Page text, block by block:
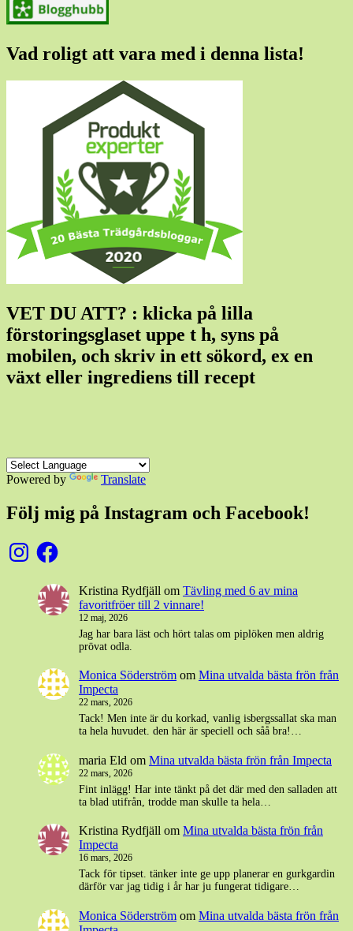
Vad roligt att vara med i denna lista!
VET DU ATT? : klicka på lilla
förstoringsglaset uppe t h, syns på
mobilen, och skriv in ett sökord, ex en
växt eller ingrediens till recept
Powered by Translate
Följ mig på Instagram och Facebook!
InstagramFacebook
Kristina Rydfjäll om Tävling med 6 av mina
favoritfröer till 2 vinnare!
12 maj, 2026
Jag har bara läst och hört talas om piplöken men aldrig
prövat odla.
Monica Söderström om Mina utvalda bästa frön från
Impecta
22 mars, 2026
Tack! Men inte är du korkad, vanlig isbergssallat ska man
ta hela huvudet. den här är speciell och såå bra!…
maria Eld om Mina utvalda bästa frön från Impecta
22 mars, 2026
Fint inlägg! Har inte tänkt på det där med den salladen att
ta blad utifrån, trodde man skulle ta hela…
Kristina Rydfjäll om Mina utvalda bästa frön från
Impecta
16 mars, 2026
Tack för tipset. tänker inte ge upp planerar en gurkgardin
därför var jag tidig i år har ju fungerat tidigare…
Monica Söderström om Mina utvalda bästa frön från